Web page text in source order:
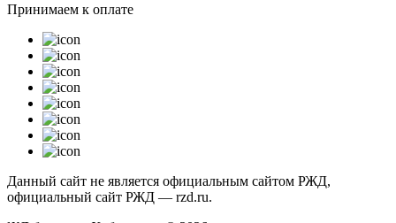
Принимаем к оплате
Данный сайт не является официальным сайтом РЖД,
официальный сайт РЖД — rzd.ru.